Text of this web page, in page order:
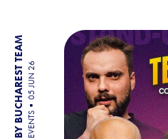
BY BUCHAREST TEAM EVENTS
05 JUN 26